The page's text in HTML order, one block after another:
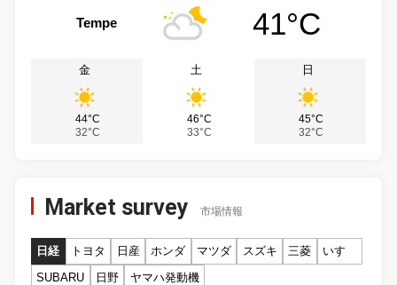
Tempe 41°C
金
44°C
32°C
土
46°C
33°C
日
45°C
32°C
Market survey 市場情報
日経 トヨタ 日産 ホンダ マツダ スズキ 三菱
いすゞ
SUBARU
日野 ヤマハ発動機